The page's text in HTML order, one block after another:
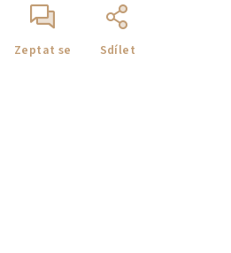
Zeptat se Sdílet